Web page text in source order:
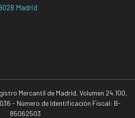
Madrid
Mercantil de Madrid, Volumen 24.100,
- Número de Identificación Fiscal: B-
85062503